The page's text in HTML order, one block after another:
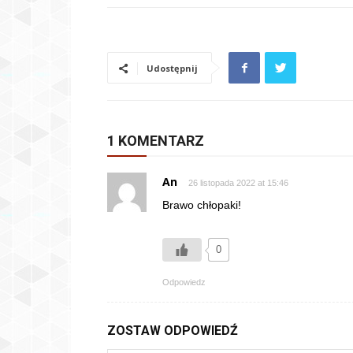
Udostępnij
1 KOMENTARZ
An 26 listopada 2022 at 15:46
Brawo chłopaki!
0
Odpowiedz
ZOSTAW ODPOWIEDŹ